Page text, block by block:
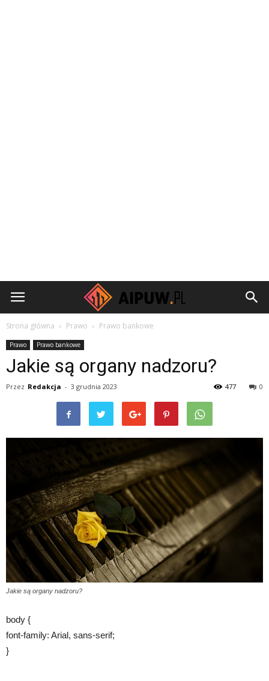
Aipuw.pl
Strona główna Prawo Prawo bankowe
Prawo Prawo bankowe
Jakie są organy nadzoru?
Przez Redakcja - 3 grudnia 2023 0
477
Jakie są organy nadzoru?
body {
font-family: Arial, sans-serif;
}